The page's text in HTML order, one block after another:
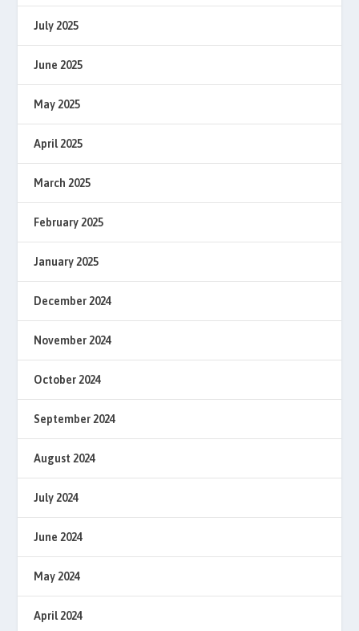
July 2025
June 2025
May 2025
April 2025
March 2025
February 2025
January 2025
December 2024
November 2024
October 2024
September 2024
August 2024
July 2024
June 2024
May 2024
April 2024